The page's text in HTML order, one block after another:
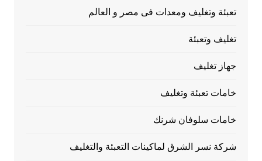
تعبئة وتغليف ومعدات فى مصر و العالم
تغليف وتعبئة
جهاز تغليف
خامات تعبئة وتغليف
خامات سلوفان شرنك
شركة نسر الشرق لماكينات التعبئة والتغليف